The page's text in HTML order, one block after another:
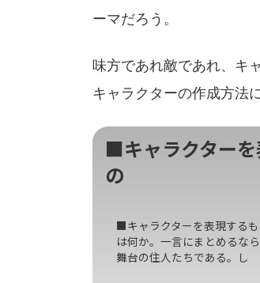
ーマだろう。
味方であれ敵であれ、キ
キャラクターの作成方法
■キャラクターを
の
■キャラクターを表現する
は何か。一言にまとめるな
舞台の住人たちである。し